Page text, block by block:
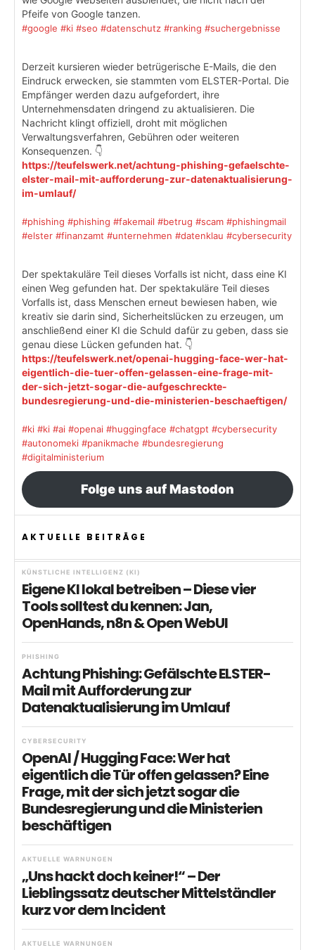
Pfeife von Google tanzen.
#google #ki #seo #datenschutz #ranking #suchergebnisse
Derzeit kursieren wieder betrügerische E-Mails, die den
Eindruck erwecken, sie stammten vom ELSTER-Portal. Die
Empfänger werden dazu aufgefordert, ihre
Unternehmensdaten dringend zu aktualisieren. Die
Nachricht klingt offiziell, droht mit möglichen
Verwaltungsverfahren, Gebühren oder weiteren
Konsequenzen. 👇
https://teufelswerk.net/achtung-phishing-gefaelschte-
elster-mail-mit-aufforderung-zur-datenaktualisierung-
im-umlauf/
#phishing #phishing #fakemail #betrug #scam #phishingmail
#elster #finanzamt #unternehmen #datenklau #cybersecurity
Der spektakuläre Teil dieses Vorfalls ist nicht, dass eine KI
einen Weg gefunden hat. Der spektakuläre Teil dieses
Vorfalls ist, dass Menschen erneut bewiesen haben, wie
kreativ sie darin sind, Sicherheitslücken zu erzeugen, um
anschließend einer KI die Schuld dafür zu geben, dass sie
genau diese Lücken gefunden hat. 👇
https://teufelswerk.net/openai-hugging-face-wer-hat-
eigentlich-die-tuer-offen-gelassen-eine-frage-mit-
der-sich-jetzt-sogar-die-aufgeschreckte-
bundesregierung-und-die-ministerien-beschaeftigen/
#ki #ki #ai #openai #huggingface #chatgpt #cybersecurity
#autonomeki #panikmache #bundesregierung
#digitalministerium
Folge uns auf Mastodon
AKTUELLE BEITRÄGE
KÜNSTLICHE INTELLIGENZ (KI)
Eigene KI lokal betreiben – Diese vier
Tools solltest du kennen: Jan,
OpenHands, n8n & Open WebUI
PHISHING
Achtung Phishing: Gefälschte ELSTER-
Mail mit Aufforderung zur
Datenaktualisierung im Umlauf
CYBERSECURITY
OpenAI / Hugging Face: Wer hat
eigentlich die Tür offen gelassen? Eine
Frage, mit der sich jetzt sogar die
Bundesregierung und die Ministerien
beschäftigen
AKTUELLE WARNUNGEN
„Uns hackt doch keiner!“ – Der
Lieblingssatz deutscher Mittelständler
kurz vor dem Incident
AKTUELLE WARNUNGEN